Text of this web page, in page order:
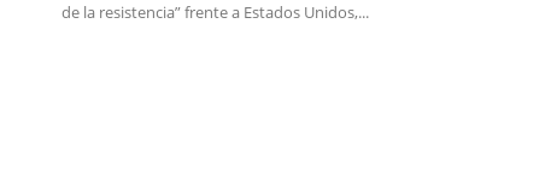
de la resistencia” frente a Estados Unidos,...